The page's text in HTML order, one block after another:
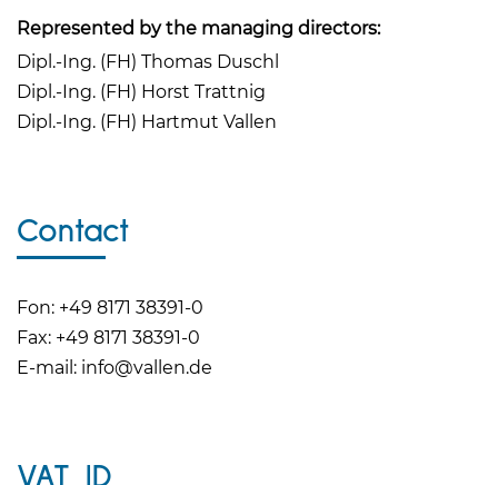
Represented by the managing directors:
Dipl.-Ing. (FH) Thomas Duschl
Dipl.-Ing. (FH) Horst Trattnig
Dipl.-Ing. (FH) Hartmut Vallen
Contact
Fon: +49 8171 38391-0
Fax: +49 8171 38391-0
E-mail: info@vallen.de
VAT ID